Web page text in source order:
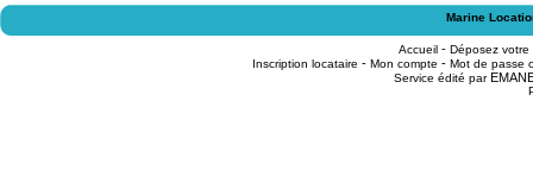
Marine
Accueil - Déposez
Inscription locataire - Mon compte - Mot de passe
Service édité par